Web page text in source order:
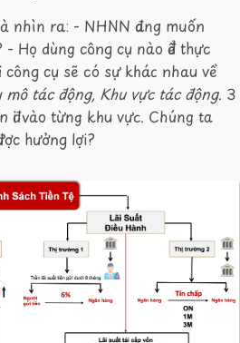
nhìn ra: - NHNN đang muốn
Họ dùng công cụ nào để thực
công cụ sẽ có sự khác nhau về
tác động, Khu vực tác động. 3
đi vào từng khu vực. Chúng ta
hưởng lợi?